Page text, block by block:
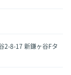
2-8-17 新鎌ヶ谷Fタ